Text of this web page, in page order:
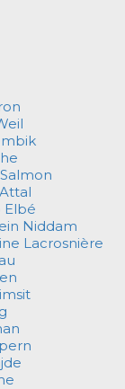
Elbé
Niddam
Lacrosnière